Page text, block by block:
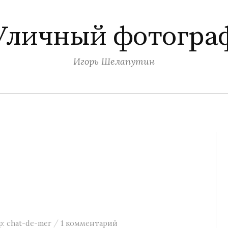
Игорь Шелапутин
chat-de-mer / 1 комментарий